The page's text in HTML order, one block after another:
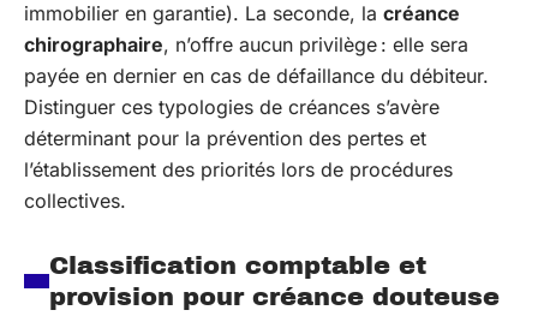
immobilier en garantie). La seconde, la créance
chirographaire, n’offre aucun privilège : elle sera
payée en dernier en cas de défaillance du débiteur.
Distinguer ces typologies de créances s’avère
déterminant pour la prévention des pertes et
l’établissement des priorités lors de procédures
collectives.
Classification comptable et
provision pour créance douteuse